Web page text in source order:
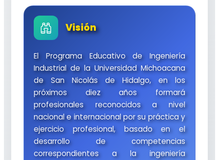
Visión
El Programa Educativo de Ingeniería
Industrial de la Universidad Michoacana
de San Nicolás de Hidalgo, en los
próximos diez años formará
profesionales reconocidos a nivel
nacional e internacional por su práctica y
ejercicio profesional, basado en el
desarrollo de competencias
correspondientes a la ingeniería